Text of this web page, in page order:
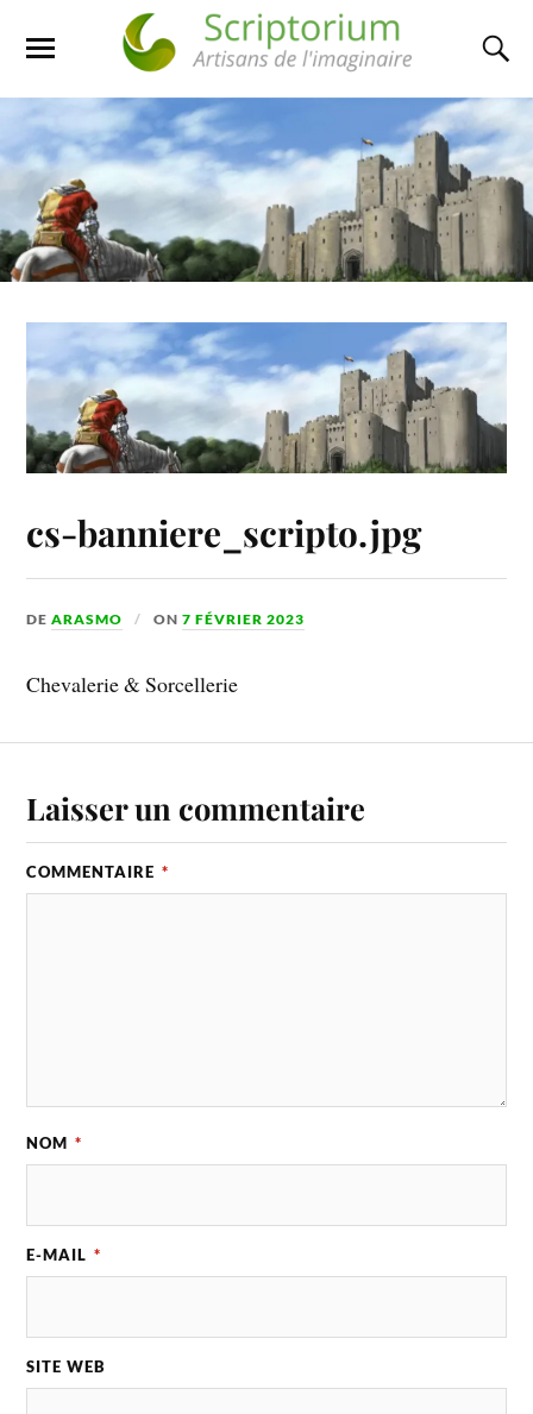
cs-banniere_scripto.jpg
DEARASMO ON7 FÉVRIER 2023
Chevalerie & Sorcellerie
Laisser un commentaire
COMMENTAIRE *
NOM *
E-MAIL *
SITE WEB